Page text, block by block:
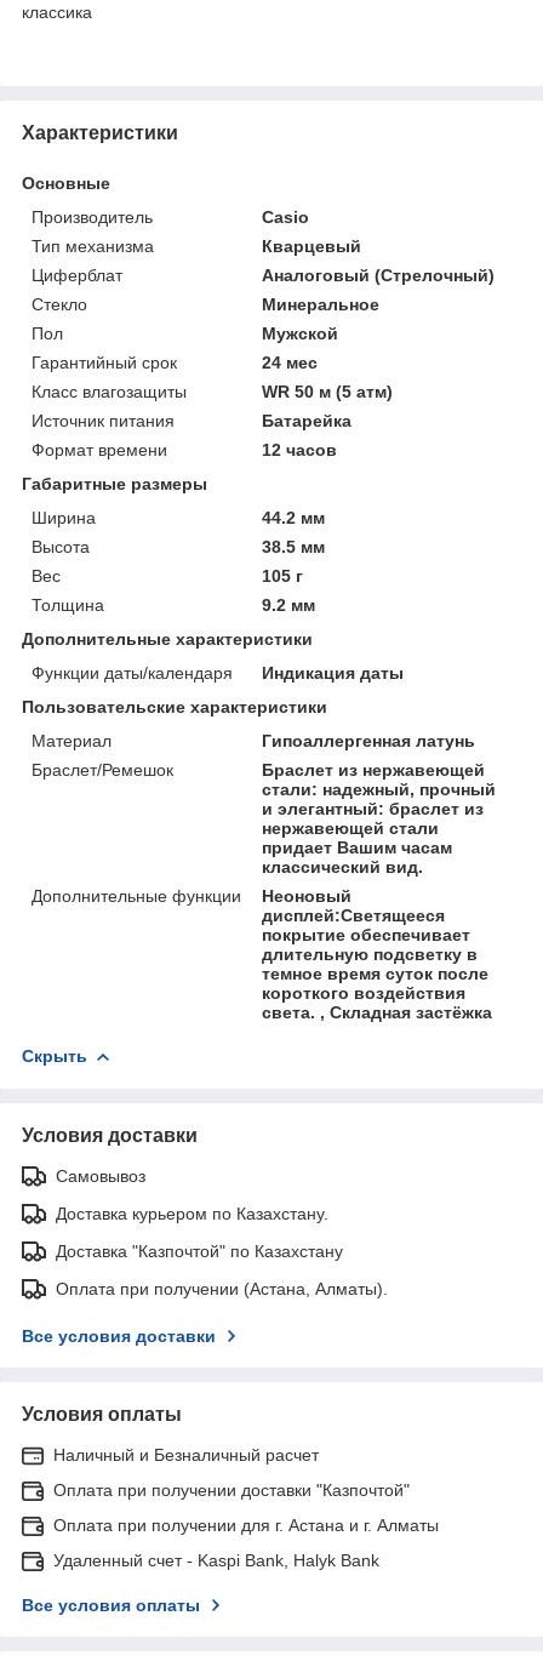
классика
Характеристики
Основные
Производитель
Casio
Тип механизма
Кварцевый
Циферблат
Аналоговый (Стрелочный)
Стекло
Минеральное
Пол
Мужской
Гарантийный срок
24 мес
Класс влагозащиты
WR 50 м (5 атм)
Источник питания
Батарейка
Формат времени
12 часов
Габаритные размеры
Ширина
44.2 мм
Высота
38.5 мм
Вес
105 г
Толщина
9.2 мм
Дополнительные характеристики
Функции даты/календаря
Индикация даты
Пользовательские характеристики
Материал
Гипоаллергенная латунь
Браслет/Ремешок
Браслет из нержавеющей
стали: надежный, прочный
и элегантный: браслет из
нержавеющей стали
придает Вашим часам
классический вид.
Дополнительные функции
Неоновый
дисплей:Светящееся
покрытие обеспечивает
длительную подсветку в
темное время суток после
короткого воздействия
света. , Складная застёжка
Скрыть
Условия доставки
Самовывоз
Доставка курьером по Казахстану.
Доставка "Казпочтой" по Казахстану
Оплата при получении (Астана, Алматы).
Все условия доставки
Условия оплаты
Наличный и Безналичный расчет
Оплата при получении доставки "Казпочтой"
Оплата при получении для г. Астана и г. Алматы
Удаленный счет - Kaspi Bank, Halyk Bank
Все условия оплаты